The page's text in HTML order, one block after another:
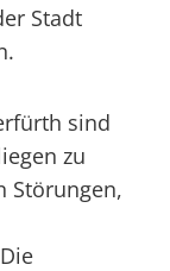
Stadt
sind
zu
Störungen,